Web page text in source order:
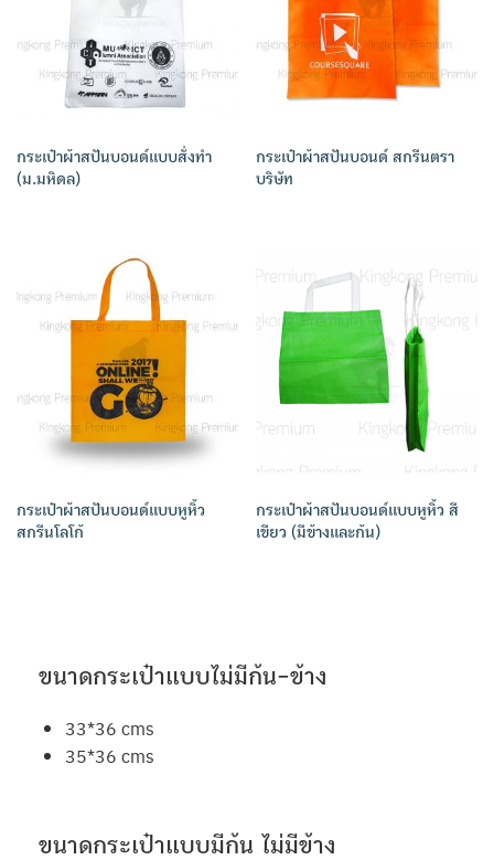
กระเป๋าผ้าสปันบอนด์แบบสั่งทำ
(ม.มหิดล)
กระเป๋าผ้าสปันบอนด์ สกรีนตรา
บริษัท
กระเป๋าผ้าสปันบอนด์แบบหูหิ้ว
สกรีนโลโก้
กระเป๋าผ้าสปันบอนด์แบบหูหิ้ว สี
เขียว (มีข้างและก้น)
ขนาดกระเป๋าแบบไม่มีก้น-ข้าง
33*36 cms
35*36 cms
ขนาดกระเป๋าแบบมีก้น ไม่มีข้าง